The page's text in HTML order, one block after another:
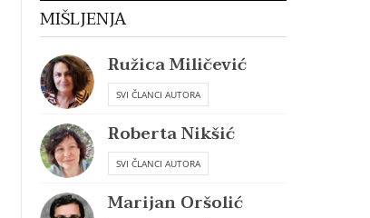
MIŠLJENJA
Ružica Miličević
SVI ČLANCI AUTORA
Roberta Nikšić
SVI ČLANCI AUTORA
Marijan Oršolić